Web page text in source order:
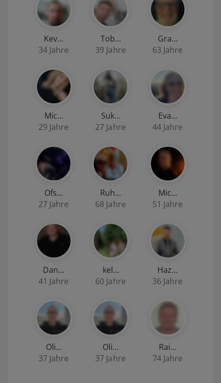
Kev…
34 Jahre
Tob…
39 Jahre
Gra…
63 Jahre
Mic…
29 Jahre
Suk…
27 Jahre
Eva…
44 Jahre
Ofs…
27 Jahre
Ruh…
68 Jahre
Mic…
51 Jahre
Dan…
41 Jahre
kel…
60 Jahre
Haz…
36 Jahre
Oli…
37 Jahre
Oli…
37 Jahre
Rai…
74 Jahre